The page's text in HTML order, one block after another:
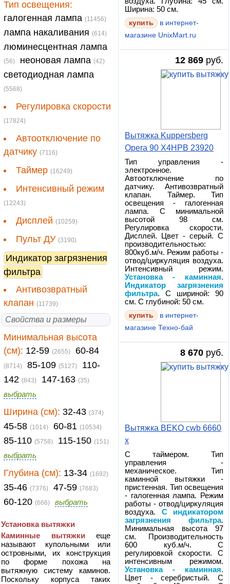
Тип освещения:
галогенная лампа (11456)
лампа накаливания (614)
люминесцентная лампа
(56) неоновая лампа (42)
светодиодная лампа
(5568)
Регулировка скорости
(17824)
Автоотключение по
датчику (7116)
Таймер (16249)
Интенсивный режим
(12243)
Дисплей (10259)
Пульт ДУ (3190)
Индикатор загрязнения
фильтра
Антивозвратный
клапан (11739)
Свойства и размеры
Минимальная высота
(см): 12-59 (2655) 60-84
(8714) 85-109 (5127)
110-
142 (843) 147-163 (35)
выбрать
Ширина (см): 32-43 (374)
45-58 (1014) 60-81 (10534)
85-110 (5758) 115-150 (151)
выбрать
Глубина (см): 13-34 (1692)
35-46 (7376) 47-59 (7683)
60-120 (666) выбрать
Установка вытяжки
Каминные вытяжкиеще
называют купольными или
островными, их конструкция
по форме похожа на
вытяжную систему каминов.
Поскольку корпуса таких
Ширина: 50 см.
купить
в интернет-
магазине UnixMart.ru
12 869 руб.
Вытяжка Kuppersberg
Opera 90 X4HPB 23920
Тип управления -
электронное.
Автоотключение по
датчику. Антивозвратный
клапан. Таймер. Тип
освещения - галогенная
лампа. С минимальной
высотой 98 см.
Регулировка скорости.
Дисплей. Цвет - серый. С
производительностью:
800куб.м/ч. Режим работы -
отвод/циркуляция воздуха.
Интенсивный режим.
Установка - каминная.
Индикатор загрязнения
фильтра. С шириной: 90
см. С глубиной: 50 см.
в интернет-
магазине Техно-бай
8 670 руб.
Вытяжка BEKO cwb 6660
x
С таймером. Тип
управления -
механическое. Тип
каминной вытяжки -
пристенная. Тип освещения
- галогенная лампа. Режим
работы - отвод/циркуляция
воздуха. С индикатором
загрязнения фильтра.
Минимальная высота 97
см. Производительность
600 куб.м/ч. С
регулировкой скорости. С
интенсивным режимом.
Установка - каминная.
Цвет - серебристый. С